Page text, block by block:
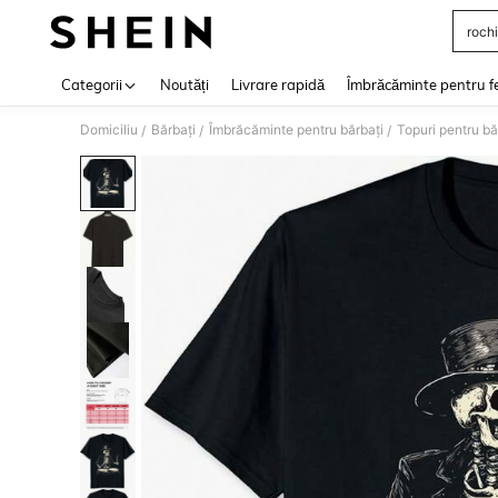
Categorii Noutăți Livrare rapidă Îmbrăcăminte pentru
Domiciliu / Bărbați / Îmbrăcăminte pentru bărbați / Topuri pentru